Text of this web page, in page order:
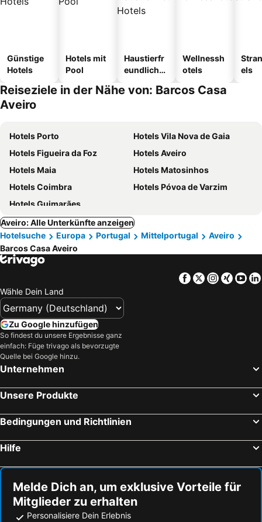
Günstige
Hotels
Hotels mit
Pool
Haustierfr
eundliche
Wellnessh
otels
els
Reiseziele in der Nähe von: Barcos Casa
Aveiro
Hotels Porto
Hotels Vila Nova de Gaia
Hotels Figueira da Foz
Hotels Aveiro
Hotels Maia
Hotels Matosinhos
Hotels Coimbra
Hotels Póvoa de Varzim
Hotels Guimarães
Aveiro: Alle Unterkünfte anzeigen
Hotelsuche
Europa Portugal Mittelportugal
Aveiro
Barcos Casa Aveiro
Facebook
TwitterXing
Wähle Dein Land
Zu Google hinzufügen
So findest du unsere Ergebnisse ganz
einfach: Füge trivago als bevorzugte
Quelle bei Google hinzu.
Unternehmen
Unsere Produkte
Bedingungen und Richtlinien
Hilfe
Melde Dich an, um exklusive Vorteile für
Mitglieder zu erhalten
Personalisiere Dein Erlebnis